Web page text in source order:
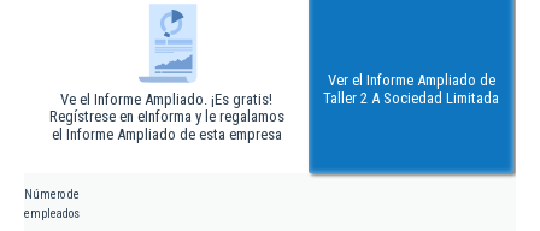
Ve el Informe Ampliado. ¡Es gratis!
Regístrese en eInforma y le regalamos
el Informe Ampliado de esta empresa
Ver el Informe Ampliado de
Taller 2 A Sociedad Limitada
Número de
empleados